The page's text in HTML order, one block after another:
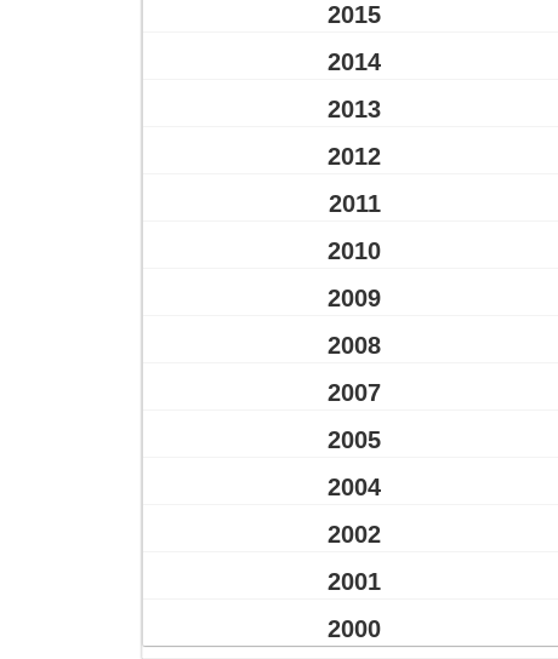
2015
2014
2013
2012
2011
2010
2009
2008
2007
2005
2004
2002
2001
2000